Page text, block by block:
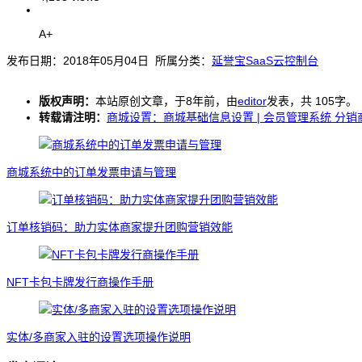
A+
发布日期：2018年05月04日 所属分类： 延誉宝SaaS云控制台
版权声明： 本站原创文章，于8年前，由editor发表，共 105字。
转载请注明： 商城设置：商城基础信息设置 | 会员管理系统 分销
商城系统中的订单发票申请与管理
订单核销码：助力实体商家提升团购营销效能
NFT卡包卡牌发行商操作手册
实体/多商家入驻的设置选项操作说明